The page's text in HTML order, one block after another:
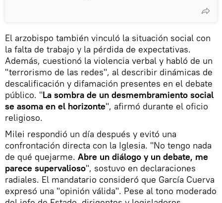
El arzobispo también vinculó la situación social con
la falta de trabajo y la pérdida de expectativas.
Además, cuestionó la violencia verbal y habló de un
"terrorismo de las redes", al describir dinámicas de
descalificación y difamación presentes en el debate
público. "La sombra de un desmembramiento social
se asoma en el horizonte", afirmó durante el oficio
religioso.
Milei respondió un día después y evitó una
confrontación directa con la Iglesia. "No tengo nada
de qué quejarme. Abre un diálogo y un debate, me
parece supervalioso", sostuvo en declaraciones
radiales. El mandatario consideró que García Cuerva
expresó una "opinión válida". Pese al tono moderado